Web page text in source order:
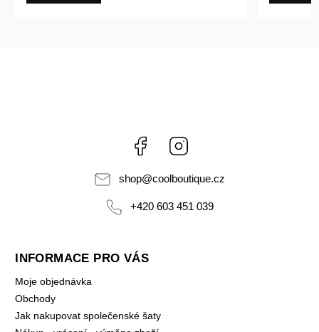
Facebook
shop@coolboutique.cz
+420 603 451 039
INFORMACE PRO VÁS
Moje objednávka
Obchody
Jak nakupovat společenské šaty